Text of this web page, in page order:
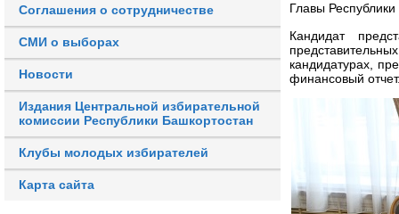
Соглашения о сотрудничестве
СМИ о выборах
Новости
Издания Центральной избирательной
комиссии Республики Башкортостан
Клубы молодых избирателей
Карта сайта
Главы
Кандидат
кандидатурах,
финансовый